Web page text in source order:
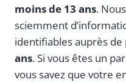
moins de 13 ans.
sciemment
identifiables auprès de
ans. Si vous êtes un
vous savez que votre